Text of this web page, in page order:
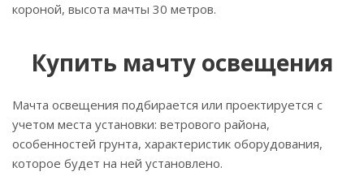
короной, высота мачты 30 метров.
Купить мачту освещения
Мачта освещения подбирается или проектируется с
учетом места установки: ветрового района,
особенностей грунта, характеристик оборудования,
которое будет на ней установлено.